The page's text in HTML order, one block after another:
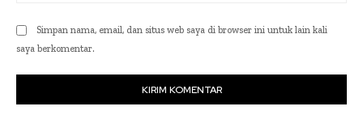
Simpan nama, email, dan situs web saya di browser ini untuk lain kali
saya berkomentar.